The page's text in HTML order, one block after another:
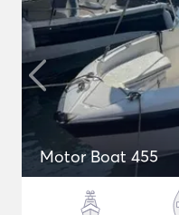
Motor Boat 455